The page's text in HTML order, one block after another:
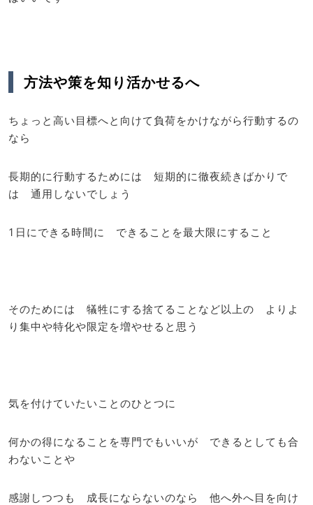
方法や策を知り活かせるへ
ちょっと高い目標へと向けて負荷をかけながら行動するの
なら
長期的に行動するためには 短期的に徹夜続きばかりで
は 通用しないでしょう
1日にできる時間に できることを最大限にすること
そのためには 犠牲にする捨てることなど以上の よりよ
り集中や特化や限定を増やせると思う
気を付けていたいことのひとつに
何かの得になることを専門でもいいが できるとしても合
わないことや
感謝しつつも 成長にならないのなら 他へ外へ目を向け